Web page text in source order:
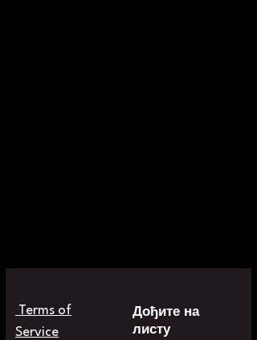
Terms of
Service
Дођите на
листу